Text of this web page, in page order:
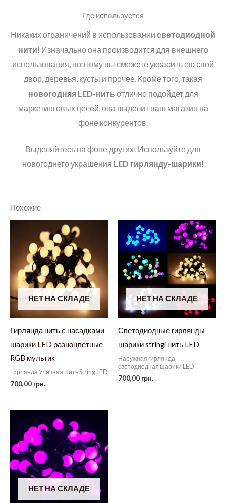
Где используется
Никаких ограничений в использовании светодиодной
нити! Изначально она производится для внешнего
использования, поэтому вы сможете украсить ею свой
двор, деревья, кусты и прочее. Кроме того, такая
новогодняя LED-нить отлично подойдет для
маркетинговых целей, она выделит ваш магазин на
фоне конкурентов.
Выделяйтесь на фоне других! Используйте для
новогоднего украшения LED гирлянду-шарики!
Похожие
НЕТ НА СКЛАДЕ
Гирлянда нить с насадками
шарики LED разноцветные
RGB мультик
Гирлянда Уличная Нить String LED
700,00 грн.
НЕТ НА СКЛАДЕ
Светодиодные гирлянды
шарики stringi нить LED
Наружная гирлянда
светодиодная шарики LED
700,00 грн.
НЕТ НА СКЛАДЕ